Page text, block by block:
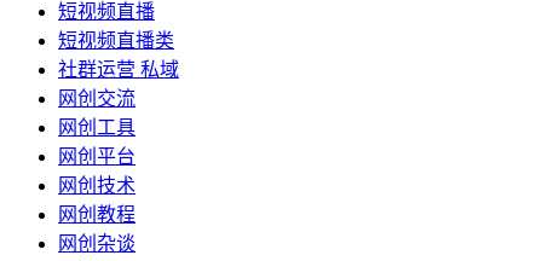
短视频直播
短视频直播类
社群运营 私域
网创交流
网创工具
网创平台
网创技术
网创教程
网创杂谈